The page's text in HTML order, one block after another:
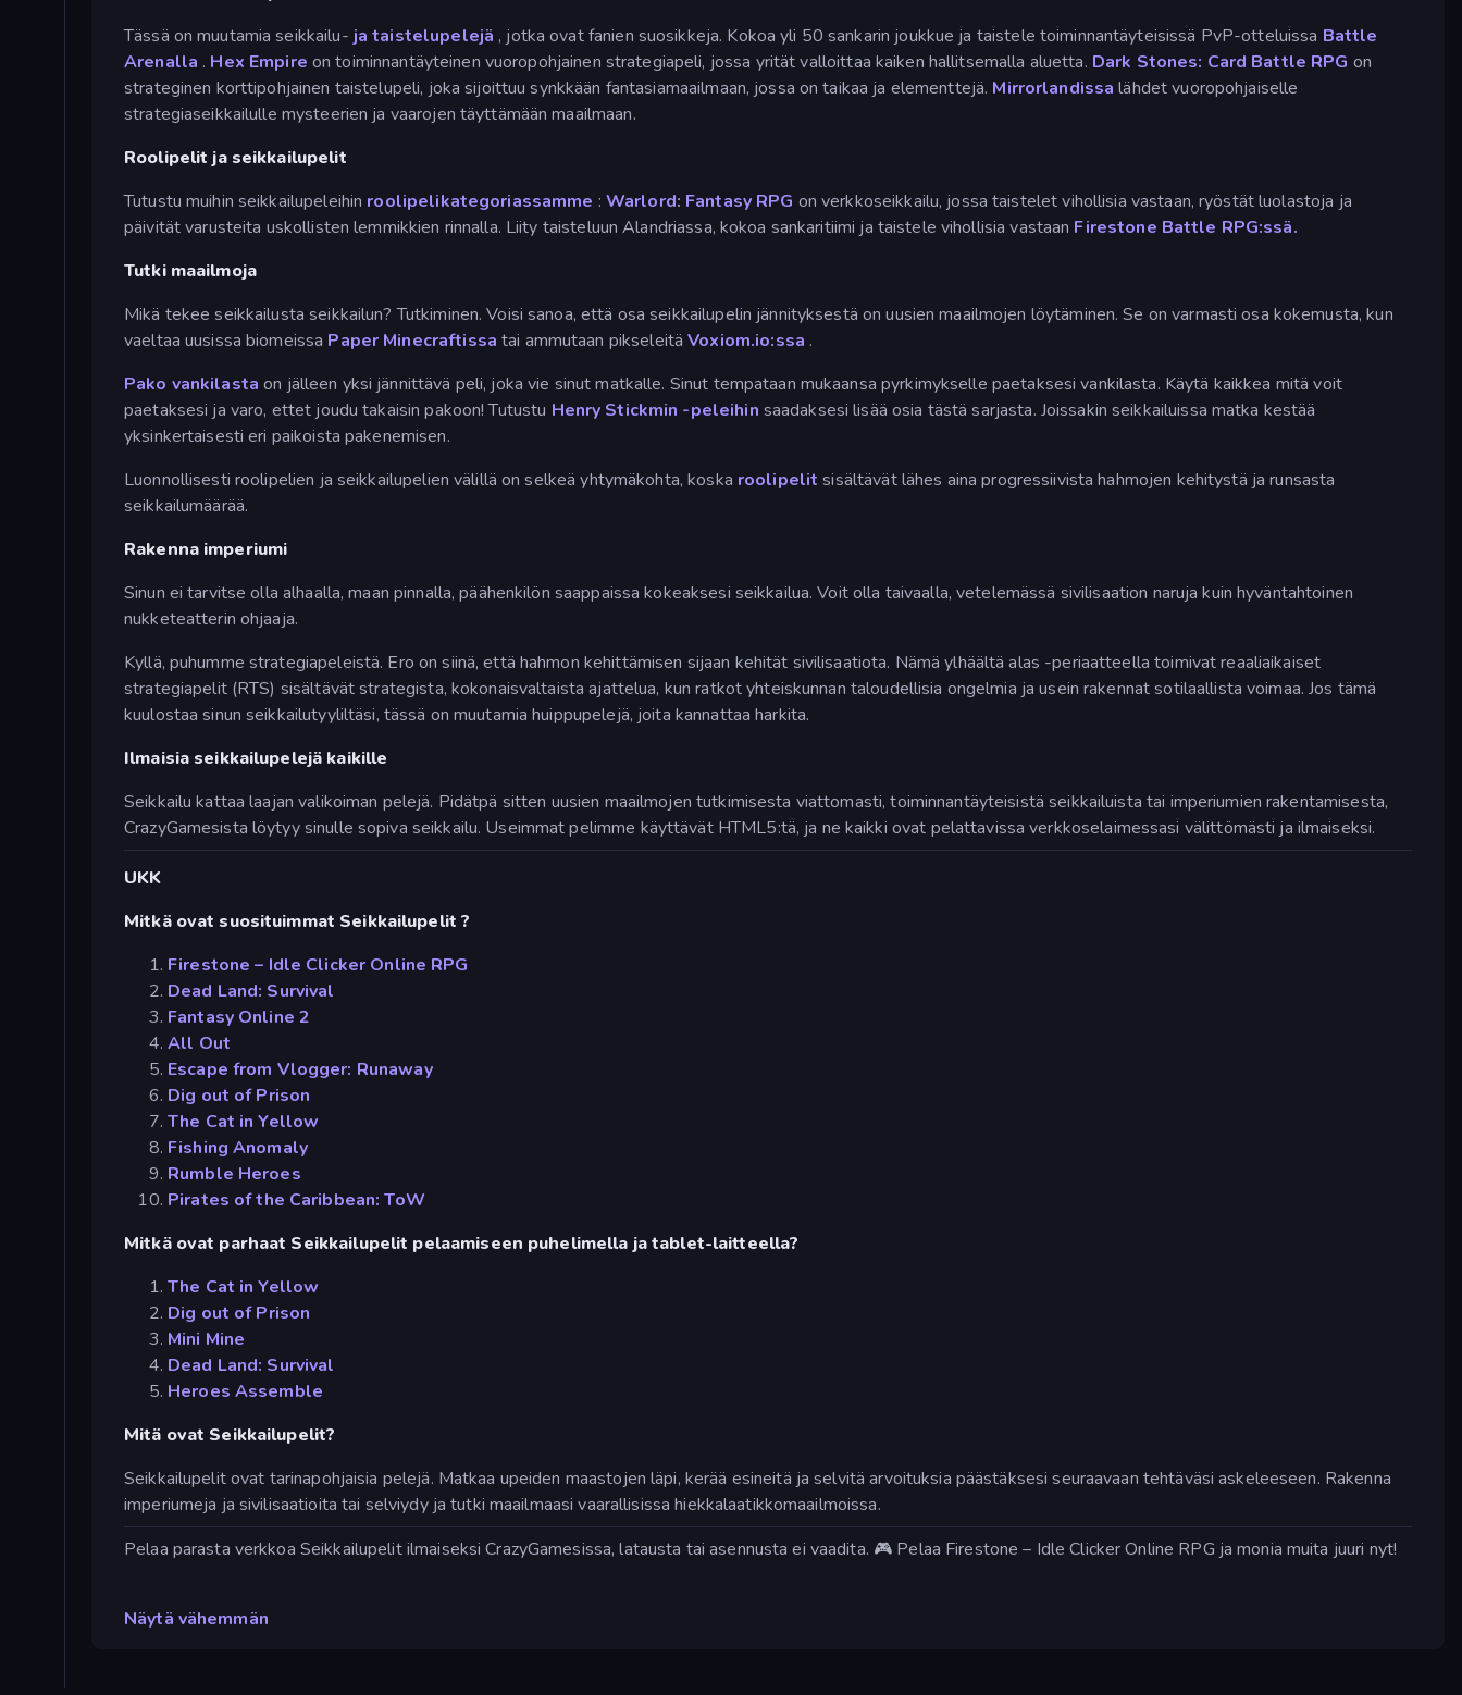
Tässä on muutamia seikkailu- ja taistelupelejä , jotka ovat fanien suosikkeja. Kokoa yli 50 sankarin joukkue ja taistele toiminnantäyteisissä PvP-otteluissa Battle
Arenalla . Hex Empire on toiminnantäyteinen vuoropohjainen strategiapeli, jossa yrität valloittaa kaiken hallitsemalla aluetta. Dark Stones: Card Battle RPG on
strateginen korttipohjainen taistelupeli, joka sijoittuu synkkään fantasiamaailmaan, jossa on taikaa ja elementtejä. Mirrorlandissa lähdet vuoropohjaiselle
strategiaseikkailulle mysteerien ja vaarojen täyttämään maailmaan.
Roolipelit ja seikkailupelit
Tutustu muihin seikkailupeleihin roolipelikategoriassamme : Warlord: Fantasy RPG on verkkoseikkailu, jossa taistelet vihollisia vastaan, ryöstät luolastoja ja
päivität varusteita uskollisten lemmikkien rinnalla. Liity taisteluun Alandriassa, kokoa sankaritiimi ja taistele vihollisia vastaan Firestone Battle RPG:ssä.
Tutki maailmoja
Mikä tekee seikkailusta seikkailun? Tutkiminen. Voisi sanoa, että osa seikkailupelin jännityksestä on uusien maailmojen löytäminen. Se on varmasti osa kokemusta, kun
vaeltaa uusissa biomeissa Paper Minecraftissa tai ammutaan pikseleitäVoxiom.io:ssa .
Pako vankilasta on jälleen yksi jännittävä peli, joka vie sinut matkalle. Sinut tempataan mukaansa pyrkimykselle paetaksesi vankilasta. Käytä kaikkea mitä voit
paetaksesi ja varo, ettet joudu takaisin pakoon! Tutustu Henry Stickmin -peleihin saadaksesi lisää osia tästä sarjasta. Joissakin seikkailuissa matka kestää
yksinkertaisesti eri paikoista pakenemisen.
Luonnollisesti roolipelien ja seikkailupelien välillä on selkeä yhtymäkohta, koska roolipelit sisältävät lähes aina progressiivista hahmojen kehitystä ja runsasta
seikkailumäärää.
Rakenna imperiumi
Sinun ei tarvitse olla alhaalla, maan pinnalla, päähenkilön saappaissa kokeaksesi seikkailua. Voit olla taivaalla, vetelemässä sivilisaation naruja kuin hyväntahtoinen
nukketeatterin ohjaaja.
Kyllä, puhumme strategiapeleistä. Ero on siinä, että hahmon kehittämisen sijaan kehität sivilisaatiota. Nämä ylhäältä alas -periaatteella toimivat reaaliaikaiset
strategiapelit (RTS) sisältävät strategista, kokonaisvaltaista ajattelua, kun ratkot yhteiskunnan taloudellisia ongelmia ja usein rakennat sotilaallista voimaa. Jos tämä
kuulostaa sinun seikkailutyyliltäsi, tässä on muutamia huippupelejä, joita kannattaa harkita.
Ilmaisia seikkailupelejä kaikille
Seikkailu kattaa laajan valikoiman pelejä. Pidätpä sitten uusien maailmojen tutkimisesta viattomasti, toiminnantäyteisistä seikkailuista tai imperiumien rakentamisesta,
CrazyGamesista löytyy sinulle sopiva seikkailu. Useimmat pelimme käyttävät HTML5:tä, ja ne kaikki ovat pelattavissa verkkoselaimessasi välittömästi ja ilmaiseksi.
UKK
Mitkä ovat suosituimmat Seikkailupelit ?
Firestone – Idle Clicker Online RPG
Dead Land: Survival
Fantasy Online 2
All Out
Escape from Vlogger: Runaway
Dig out of Prison
The Cat in Yellow
Fishing Anomaly
Rumble Heroes
Pirates of the Caribbean: ToW
Mitkä ovat parhaat Seikkailupelit pelaamiseen puhelimella ja tablet-laitteella?
The Cat in Yellow
Dig out of Prison
Mini Mine
Dead Land: Survival
Heroes Assemble
Mitä ovat Seikkailupelit?
Seikkailupelit ovat tarinapohjaisia pelejä. Matkaa upeiden maastojen läpi, kerää esineitä ja selvitä arvoituksia päästäksesi seuraavaan tehtäväsi askeleeseen. Rakenna
imperiumeja ja sivilisaatioita tai selviydy ja tutki maailmaasi vaarallisissa hiekkalaatikkomaailmoissa.
Pelaa parasta verkkoa Seikkailupelit ilmaiseksi CrazyGamesissa, latausta tai asennusta ei vaadita. 🎮 Pelaa Firestone – Idle Clicker Online RPG ja monia muita juuri nyt!
Näytä vähemmän